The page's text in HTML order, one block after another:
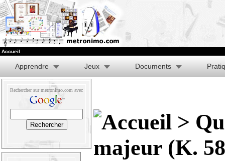
Accueil
Apprendre Jeux Documents
Rechercher sur metronimo.com avec
>
majeur (K.